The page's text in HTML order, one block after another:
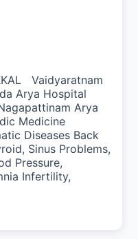
Vaidyaratnam
Arya Hospital
Arya
Medicine
Diseases Back
Sinus Problems,
Pressure,
Infertility,